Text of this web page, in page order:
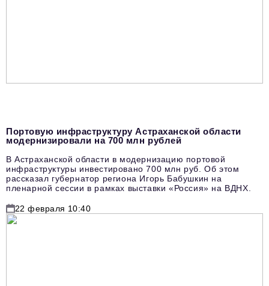
Портовую инфраструктуру Астраханской области
модернизировали на 700 млн рублей
В Астраханской области в модернизацию портовой
инфраструктуры инвестировано 700 млн руб. Об этом
рассказал губернатор региона Игорь Бабушкин на
пленарной сессии в рамках выставки «Россия» на ВДНХ.
22 февраля 10:40